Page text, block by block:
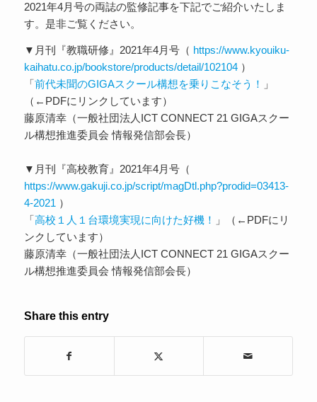
2021年4月号の両誌の監修記事を下記でご紹介いたしま
す。是非ご覧ください。
▼月刊『教職研修』2021年4月号（ https://www.kyouiku-
kaihatu.co.jp/bookstore/products/detail/102104）
「前代未聞のGIGAスクール構想を乗りこなそう！
」
（←PDFにリンクしています）
藤原清幸（一般社団法人ICT CONNECT 21 GIGAスクー
ル構想推進委員会 情報発信部会長）
▼月刊『高校教育』2021年4月号（
https://www.gakuji.co.jp/script/magDtl.php?prodid=03413-
4-2021 ）
「高校１人１台環境実現に向けた好機！
」（←PDFにリ
ンクしています）
藤原清幸（一般社団法人ICT CONNECT 21 GIGAスクー
ル構想推進委員会 情報発信部会長）
Share this entry